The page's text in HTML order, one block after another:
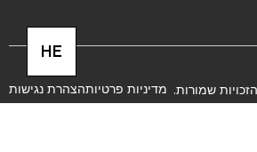
מדיניות פרטיותהצהרת נגישות
HE